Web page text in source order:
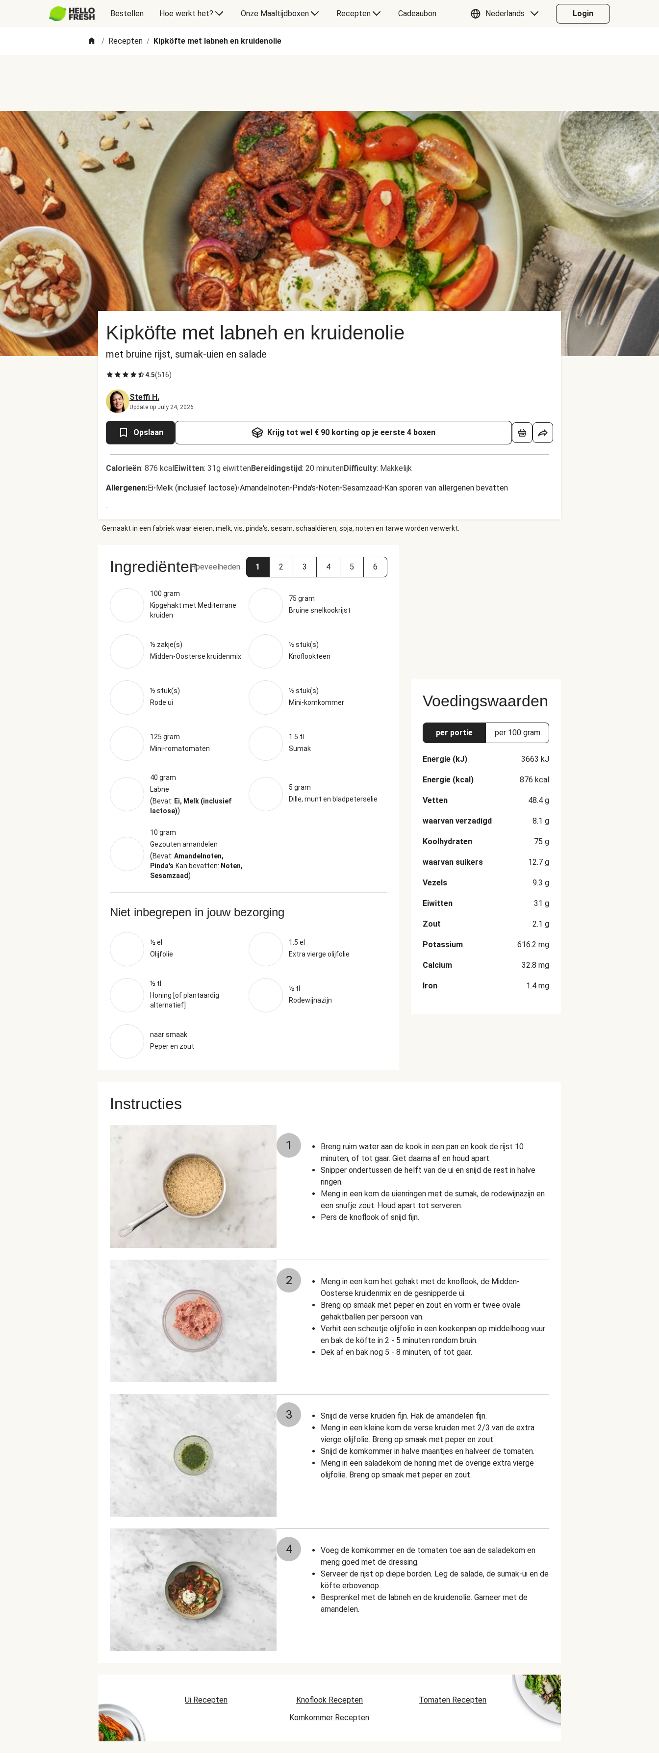
Bestellen Hoe werkt het? Onze Maaltijdboxen Recepten Cadeaubon Nederlands Login
/ Recepten / Kipköfte met labneh en kruidenolie
Kipköfte met labneh en kruidenolie
met bruine rijst, sumak-uien en salade
4.5(516)
Steffi H.
Update op July 24, 2026
Opslaan Krijg tot wel € 90 korting op je eerste 4 boxen
Calorieën: 876 kcalEiwitten: 31g eiwittenBereidingstijd: 20 minutenDifficulty: Makkelijk
Allergenen:Ei•Melk (inclusief lactose)•Amandelnoten•Pinda's•Noten•Sesamzaad•Kan sporen van allergenen bevatten
.
Gemaakt in een fabriek waar eieren, melk, vis, pinda's, sesam, schaaldieren, soja, noten en tarwe worden verwerkt.
IngrediëntenHoeveelheden 1 2 3 4 5 6
100 gram
Kipgehakt met Mediterrane
kruiden
75 gram
Bruine snelkookrijst
½ zakje(s)
Midden-Oosterse kruidenmix
½ stuk(s)
Knoflookteen
½ stuk(s)
Rode ui
½ stuk(s)
Mini-komkommer
125 gram
Mini-romatomaten
1.5 tl
Sumak
40 gram
Labne
(Bevat: Ei, Melk (inclusief
lactose))
5 gram
Dille, munt en bladpeterselie
10 gram
Gezouten amandelen
(Bevat: Amandelnoten,
Pinda's Kan bevatten: Noten,
Sesamzaad)
Niet inbegrepen in jouw bezorging
½ el
Olijfolie
1.5 el
Extra vierge olijfolie
½ tl
Honing [of plantaardig
alternatief]
½ tl
Rodewijnazijn
naar smaak
Peper en zout
Voedingswaarden
per portie per 100 gram
Energie (kJ) 3663 kJ
Energie (kcal) 876 kcal
Vetten 48.4 g
waarvan verzadigd 8.1 g
Koolhydraten 75 g
waarvan suikers 12.7 g
Vezels 9.3 g
Eiwitten 31 g
Zout 2.1 g
Potassium 616.2 mg
Calcium 32.8 mg
Iron 1.4 mg
Instructies
1
Breng ruim water aan de kook in een pan en kook de rijst 10
minuten, of tot gaar. Giet daarna af en houd apart.
Snipper ondertussen de helft van de ui en snijd de rest in halve
ringen.
Meng in een kom de uienringen met de sumak, de rodewijnazijn en
een snufje zout. Houd apart tot serveren.
Pers de knoflook of snijd fijn.
2
Meng in een kom het gehakt met de knoflook, de Midden-
Oosterse kruidenmix en de gesnipperde ui.
Breng op smaak met peper en zout en vorm er twee ovale
gehaktballen per persoon van.
Verhit een scheutje olijfolie in een koekenpan op middelhoog vuur
en bak de köfte in 2 - 5 minuten rondom bruin.
Dek af en bak nog 5 - 8 minuten, of tot gaar.
3
Snijd de verse kruiden fijn. Hak de amandelen fijn.
Meng in een kleine kom de verse kruiden met 2/3 van de extra
vierge olijfolie. Breng op smaak met peper en zout.
Snijd de komkommer in halve maantjes en halveer de tomaten.
Meng in een saladekom de honing met de overige extra vierge
olijfolie. Breng op smaak met peper en zout.
4
Voeg de komkommer en de tomaten toe aan de saladekom en
meng goed met de dressing.
Serveer de rijst op diepe borden. Leg de salade, de sumak-ui en de
köfte erbovenop.
Besprenkel met de labneh en de kruidenolie. Garneer met de
amandelen.
Ui Recepten Knoflook Recepten
Tomaten Recepten
Komkommer Recepten